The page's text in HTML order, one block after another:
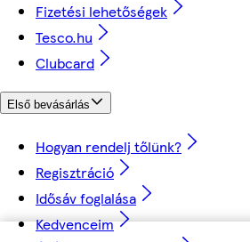
Fizetési lehetőségek
Tesco.hu
Clubcard
Első bevásárlás
Hogyan rendelj tőlünk?
Regisztráció
Idősáv foglalása
Kedvenceim